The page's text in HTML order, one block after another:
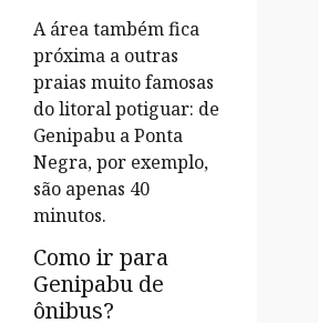
A área também fica
próxima a outras
praias muito famosas
do litoral potiguar: de
Genipabu a Ponta
Negra, por exemplo,
são apenas 40
minutos.
Como ir para
Genipabu de
ônibus?